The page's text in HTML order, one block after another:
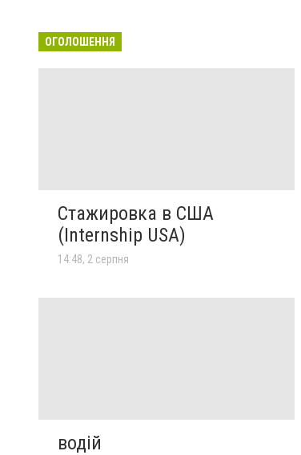
ОГОЛОШЕННЯ
Стажировка в США
(Internship USA)
14:48, 2 серпня
водій